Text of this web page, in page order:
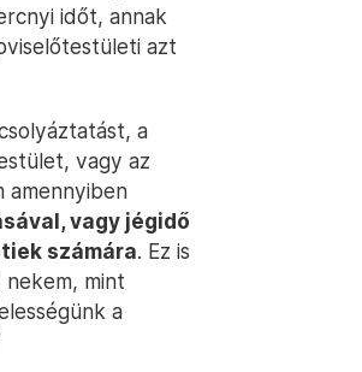
időt, annak
azt
a
vagy az
amennyiben
vagy jégidő
számára. Ez is
mint
a